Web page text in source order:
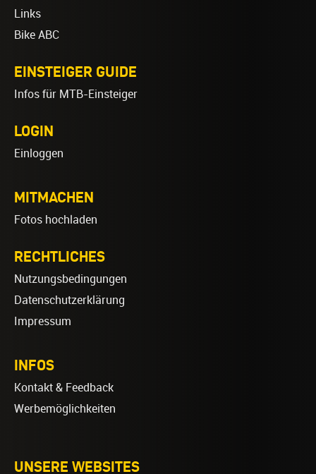
Links
Bike ABC
EINSTEIGER GUIDE
Infos für MTB-Einsteiger
LOGIN
Einloggen
MITMACHEN
Fotos hochladen
RECHTLICHES
Nutzungsbedingungen
Datenschutzerklärung
Impressum
INFOS
Kontakt & Feedback
Werbemöglichkeiten
UNSERE WEBSITES